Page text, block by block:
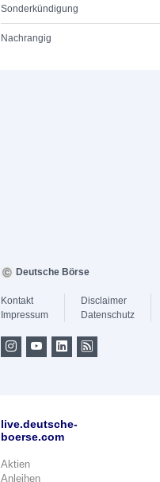
Sonderkündigung
Nachrangig
Deutsche Börse
Kontakt
Impressum
Disclaimer
Datenschutz
live.deutsche-
boerse.com
Aktien
Anleihen